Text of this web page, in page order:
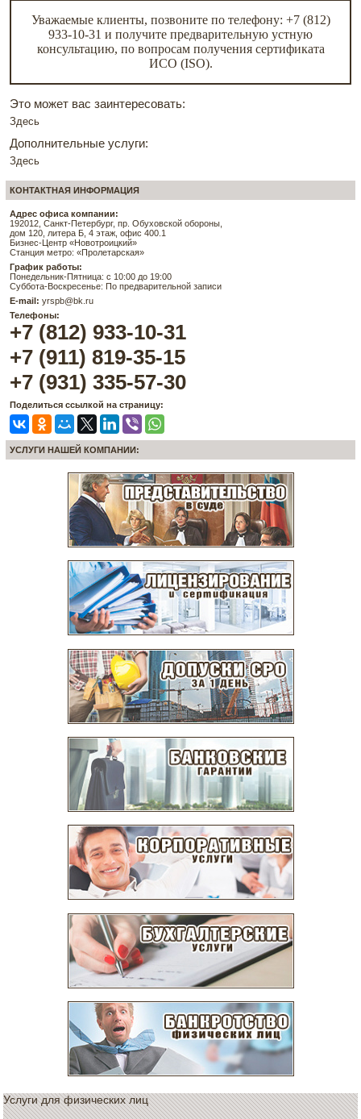
Уважаемые клиенты, позвоните по телефону: +7 (812)
933-10-31 и получите предварительную устную
консультацию, по вопросам получения сертификата
ИСО (ISO).
Это может вас заинтересовать:
Здесь
Дополнительные услуги:
Здесь
КОНТАКТНАЯ ИНФОРМАЦИЯ
Адрес офиса компании:
192012, Санкт-Петербург, пр. Обуховской обороны,
дом 120, литера Б, 4 этаж, офис 400.1
Бизнес-Центр «Новотроицкий»
Станция метро: «Пролетарская»
График работы:
Понедельник-Пятница: с 10:00 до 19:00
Суббота-Воскресенье: По предварительной записи
E-mail: yrspb@bk.ru
Телефоны:
+7 (812) 933-10-31
+7 (911) 819-35-15
+7 (931) 335-57-30
Поделиться ссылкой на страницу:
УСЛУГИ НАШЕЙ КОМПАНИИ:
Услуги для физических лиц